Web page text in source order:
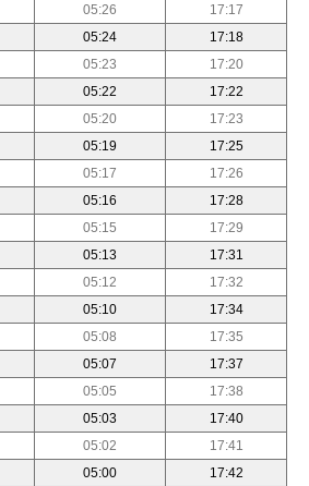
05:26
17:17
05:24
17:18
05:23
17:20
05:22
17:22
05:20
17:23
05:19
17:25
05:17
17:26
05:16
17:28
05:15
17:29
05:13
17:31
05:12
17:32
05:10
17:34
05:08
17:35
05:07
17:37
05:05
17:38
05:03
17:40
05:02
17:41
05:00
17:42